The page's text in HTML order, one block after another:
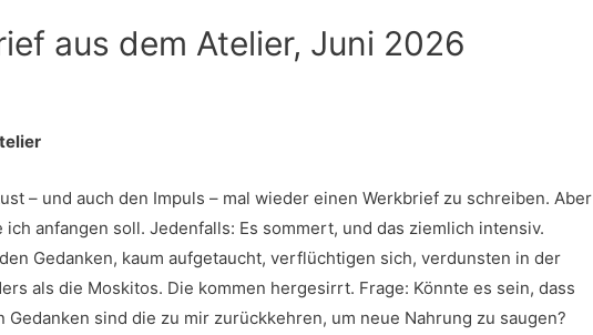
aus dem Atelier, Juni 2026
– und auch den Impuls – mal wieder einen Werkbrief zu schreiben. Aber
anfangen soll. Jedenfalls: Es sommert, und das ziemlich intensiv.
Gedanken, kaum aufgetaucht, verflüchtigen sich, verdunsten in der
als die Moskitos. Die kommen hergesirrt. Frage: Könnte es sein, dass
sind die zu mir zurückkehren, um neue Nahrung zu saugen?